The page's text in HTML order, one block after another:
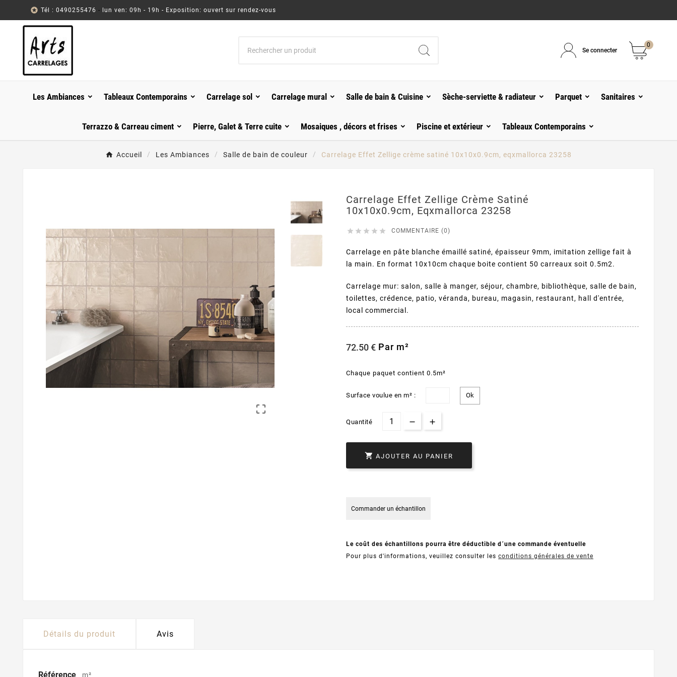
 Tél : 0490255476 - lun ven: 09h - 19h - Exposition: ouvert sur rendez-vous
Se connecter
0
Les Ambiances Tableaux Contemporains Carrelage sol Carrelage mural Salle de bain & Cuisine Sèche-serviette & radiateur Parquet Sanitaires
Terrazzo & Carreau ciment Pierre, Galet & Terre cuite Mosaiques , décors et frises Piscine et extérieur Tableaux Contemporains
Accueil Les Ambiances Salle de bain de couleur Carrelage Effet Zellige crème satiné 10x10x0.9cm, eqxmallorca 23258

Carrelage Effet Zellige Crème Satiné
10x10x0.9cm, Eqxmallorca 23258
     COMMENTAIRE (0)
Carrelage en pâte blanche émaillé satiné, épaisseur 9mm, imitation zellige fait à
la main. En format 10x10cm chaque boite contient 50 carreaux soit 0.5m2.
Carrelage mur: salon, salle à manger, séjour, chambre, bibliothèque, salle de bain,
toilettes, crédence, patio, véranda, bureau, magasin, restaurant, hall d'entrée,
local commercial.
72.50 € Par m²
Chaque paquet contient 0.5m²
Surface voulue en m² :
Quantité
 AJOUTER AU PANIER
Commander un échantillon
Le coût des échantillons pourra être déductible d´une commande éventuelle
Pour plus d'informations, veuillez consulter les conditions générales de vente
Détails du produit Avis
Référence m²